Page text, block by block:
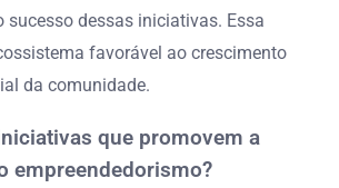
sucesso dessas iniciativas. Essa
favorável ao crescimento
da comunidade.
que promovem a
empreendedorismo?